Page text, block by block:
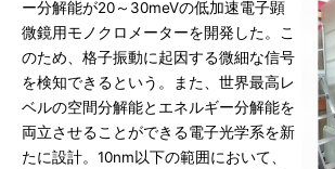
ー分解能が20～30meVの低加速電子顕
微鏡用モノクロメーターを開発した。こ
のため、格子振動に起因する微細な信号
を検知できるという。また、世界最高レ
ベルの空間分解能とエネルギー分解能を
両立させることができる電子光学系を新
たに設計。10nm以下の範囲において、